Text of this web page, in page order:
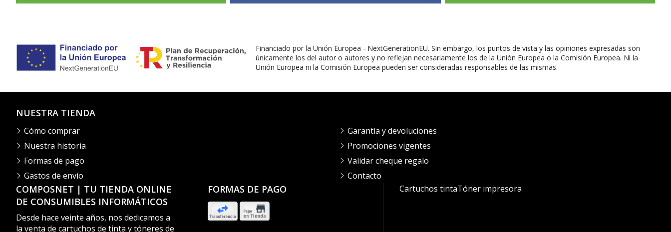
Financiado por la Unión Europea - NextGenerationEU. Sin embargo, los puntos de vista y las opiniones expresadas son
únicamente los del autor o autores y no reflejan necesariamente los de la Unión Europea o la Comisión Europea. Ni la
Unión Europea ni la Comisión Europea pueden ser consideradas responsables de las mismas.
COMPOSNET | TU TIENDA ONLINE
DE CONSUMIBLES INFORMÁTICOS
Desde hace veinte años, nos dedicamos a
la venta de cartuchos de tinta y tóneres de
FORMAS DE PAGO
NUESTRA TIENDA
Cómo comprar
Nuestra historia
Formas de pago
Gastos de envío
Garantía y devoluciones
Promociones vigentes
Validar cheque regalo
Contacto
Cartuchos tintaTóner impresora